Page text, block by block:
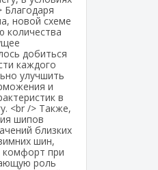
Благодаря
новой схеме
количества
добиться
каждого
улучшить
и
в
<br /> Также,
шипов
близких
шин,
комфорт при
роль